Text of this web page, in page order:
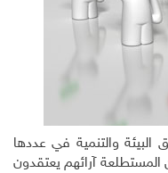
البيئة والتنمية في عددها
الماضي، بأن 45% من المستطلعة آرائهم يعتقدون